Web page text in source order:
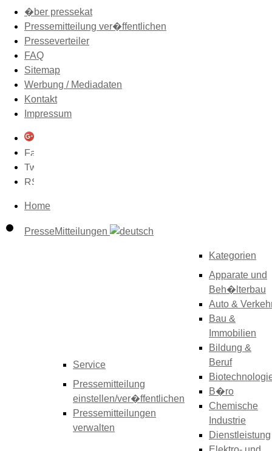
�ber pressekat
Pressemitteilung ver�ffentlichen
Presseverteiler
FAQ
Sitemap
Werbung / Mediadaten
Kontakt
Impressum
Home
PresseMitteilungen
Service
Pressemitteilung
einstellen/ver�ffentlichen
Pressemitteilungen
verwalten
Kategorien
Apparate und
Beh�lterbau
Auto &
Bau &
Immobilien
Bildung &
Beruf
B�ro
Chemische
Industrie
Dienstleistung